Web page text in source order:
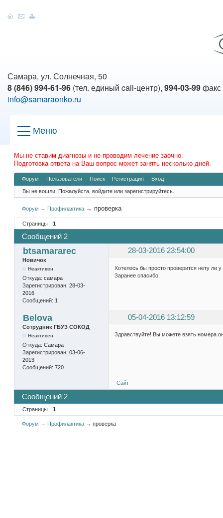
Самара, ул. Солнечная, 50
8 (846) 994-61-96 (тел. единый call-центр), 994-03-99факс
info@samaraonko.ru
Меню
Мы не ставим диагнозы и не проводим лечение заочно.
Подготовка ответа на Ваш вопрос может занять несколько дней.
Форум Пользователи Поиск Регистрация Вход
Вы не вошли. Пожалуйста, войдите или зарегистрируйтесь.
Форум → Профилактика → проверка
Страницы 1
Сообщений 2
btsamararec 28-03-2016 23:54:00
Новичок
Неактивен
Откуда: самара
Зарегистрирован: 28-03-
2016
Сообщений: 1
Хотелось бы просто проверится нету ли
Заранее спасибо.
Belova 05-04-2016 13:12:59
Сотрудник ГБУЗ СОКОД
Неактивен
Откуда: Самара
Зарегистрирован: 03-06-
2013
Сообщений: 720
Здравствуйте! Вы можете взять номера
Сайт
Сообщений 2
Страницы 1
Форум → Профилактика →проверка